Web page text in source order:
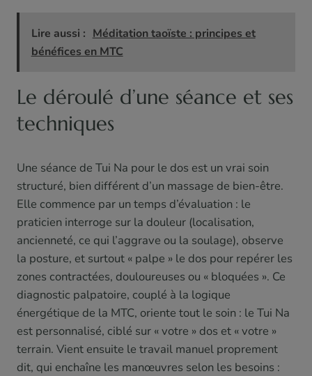
Lire aussi : Méditation taoïste : principes et
bénéfices en MTC
Le déroulé d’une séance et ses
techniques
Une séance de Tui Na pour le dos est un vrai soin
structuré, bien différent d’un massage de bien-être.
Elle commence par un temps d’évaluation : le
praticien interroge sur la douleur (localisation,
ancienneté, ce qui l’aggrave ou la soulage), observe
la posture, et surtout « palpe » le dos pour repérer les
zones contractées, douloureuses ou « bloquées ». Ce
diagnostic palpatoire, couplé à la logique
énergétique de la MTC, oriente tout le soin : le Tui Na
est personnalisé, ciblé sur « votre » dos et « votre »
terrain. Vient ensuite le travail manuel proprement
dit, qui enchaîne les manœuvres selon les besoins :